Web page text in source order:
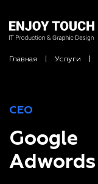
Главная Услуги
СЕО
Google
Adwords